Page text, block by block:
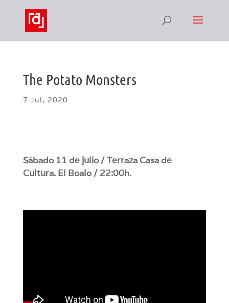
The Potato Monsters
7 Jul, 2020
Sábado 11 de julio / Terraza Casa de
Cultura. El Boalo / 22:00h.